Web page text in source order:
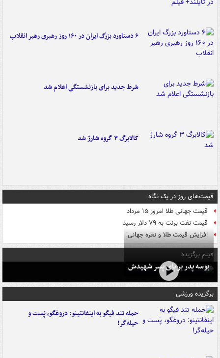
۶ دستاورد بزرگ ایران در ۱۶۰ روز رهبری رهبر انقلاب
شرط جدید برای بازنشستگی اعلام شد
کالابرگ ۳ گروه شارژ شد
قیمت‌های روز در یک نگاه
قیمت جهانی طلا امروز ۱۵ مرداد
قیمت نفت برنت به ۷۹ دلار رسید
افزایش قیمت طلا و نقره جهانی
فیلم برگزیده
بوسه‌ پدر بر پای پسر شهیدش
برگزیده ورزشی
حمله تند فیگو به اینفانتینو: دروغگو، پَست‌ و
حیله‌گر!